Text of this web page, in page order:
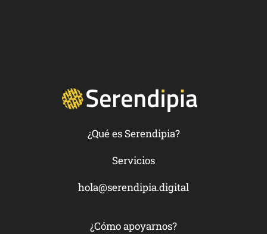
¿Qué es Serendipia?
Servicios
hola@serendipia.digital
¿Cómo apoyarnos?